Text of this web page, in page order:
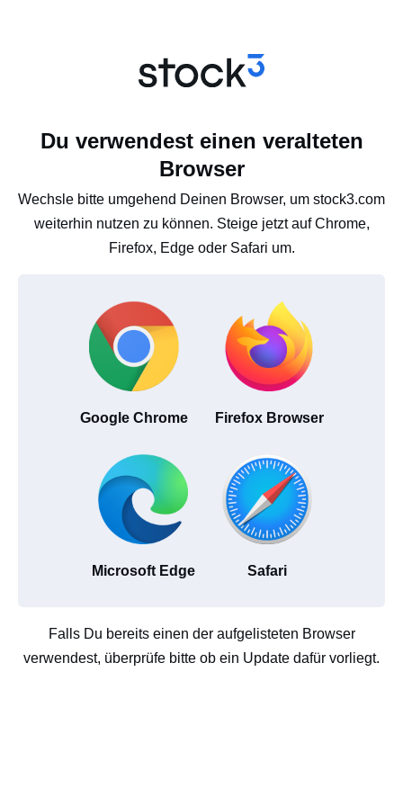
Du verwendest einen veralteten
Browser
Wechsle bitte umgehend Deinen Browser, um stock3.com
weiterhin nutzen zu können. Steige jetzt auf Chrome,
Firefox, Edge oder Safari um.
Google Chrome Firefox Browser
Microsoft Edge Safari
Falls Du bereits einen der aufgelisteten Browser
verwendest, überprüfe bitte ob ein Update dafür vorliegt.